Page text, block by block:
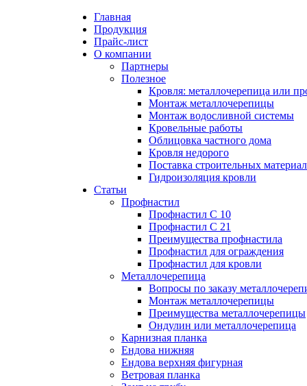
Главная
Продукция
Прайс-лист
О компании
Партнеры
Полезное
Кровля: металлочерепица или
Монтаж металлочерепицы
Монтаж водосливной системы
Кровельные работы
Облицовка частного дома
Кровля недорого
Поставка строительных
Гидроизоляция кровли
Статьи
Профнастил
Профнастил С 10
Профнастил С 21
Преимущества профнастила
Профнастил для ограждения
Профнастил для кровли
Металлочерепица
Вопросы по заказу
Монтаж металлочерепицы
Преимущества металлочерепицы
Ондулин или металлочерепица
Карнизная планка
Ендова нижняя
Ендова верхняя фигурная
Ветровая планка
Монтаж
Монтаж
Кровельные
Кровля недорого
Поставка
Гидроизоляция
Профнастил
Профнастил С
Преимущества
Металлочерепица Монтаж
Преимущества
Ендова верхняя фигурная
Цена на профнастил
Цена на металлочерепицу